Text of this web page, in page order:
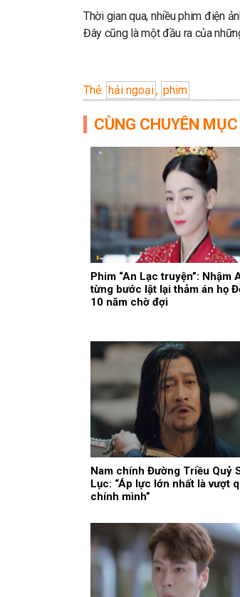
Thời gian qua, nhiều phim điện
Đây cũng là một đầu ra của
Thẻ: hải ngoại, phim
CÙNG CHUYÊN MỤC
Phim “An Lạc truyện”: Nhậm
từng bước lật lại thảm án họ
10 năm chờ đợi
Nam chính Đường Triều Quỷ
Lục: “Áp lực lớn nhất là vượt
chính mình”